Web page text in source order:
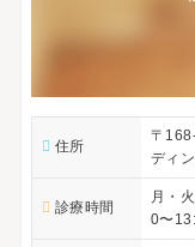
住所
〒
ディ
診療時間
月・
0〜